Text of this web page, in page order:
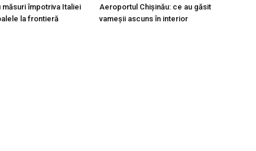
măsuri împotriva Italiei
la frontieră
Aeroportul Chișinău: ce au găsit
vameșii ascuns în interior